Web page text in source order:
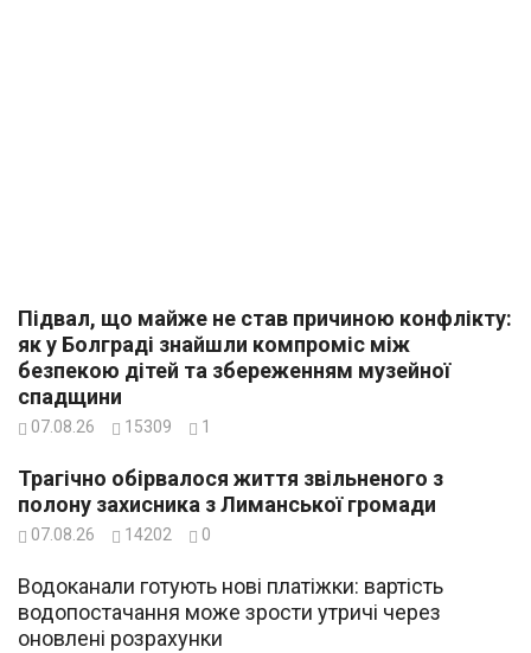
Підвал, що майже не став причиною конфлікту:
як у Болграді знайшли компроміс між
безпекою дітей та збереженням музейної
спадщини
07.08.26 15309 1
Трагічно обірвалося життя звільненого з
полону захисника з Лиманської громади
07.08.26 14202 0
Водоканали готують нові платіжки: вартість
водопостачання може зрости утричі через
оновлені розрахунки